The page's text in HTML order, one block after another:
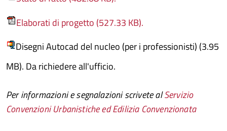
Elaborati di progetto (527.33 KB).
Disegni Autocad del nucleo (per i professionisti) (3.95
MB). Da richiedere all'ufficio.
Per informazioni e segnalazioni scrivete alServizio
Convenzioni Urbanistiche ed Edilizia Convenzionata